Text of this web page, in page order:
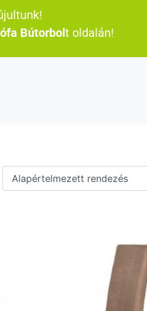
Bútorbolt oldalán!